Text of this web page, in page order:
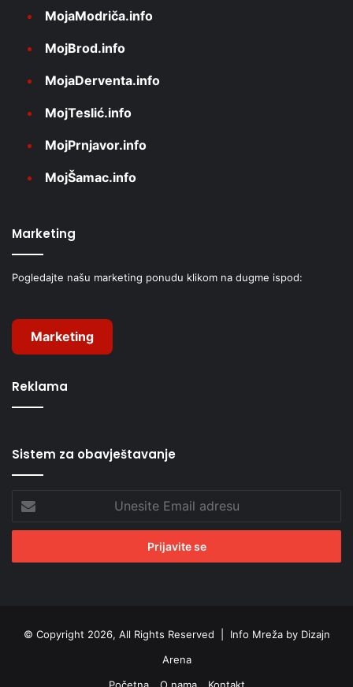
MojaModriča.info
MojBrod.info
MojaDerventa.info
MojTeslić.info
MojPrnjavor.info
MojŠamac.info
Marketing
Pogledajte našu marketing ponudu klikom na dugme ispod:
Marketing
Reklama
Sistem za obavještavanje
Email
adresu
© Copyright 2026, All Rights Reserved | Info Mreža by Dizajn
Arena
Početna
O nama Kontakt